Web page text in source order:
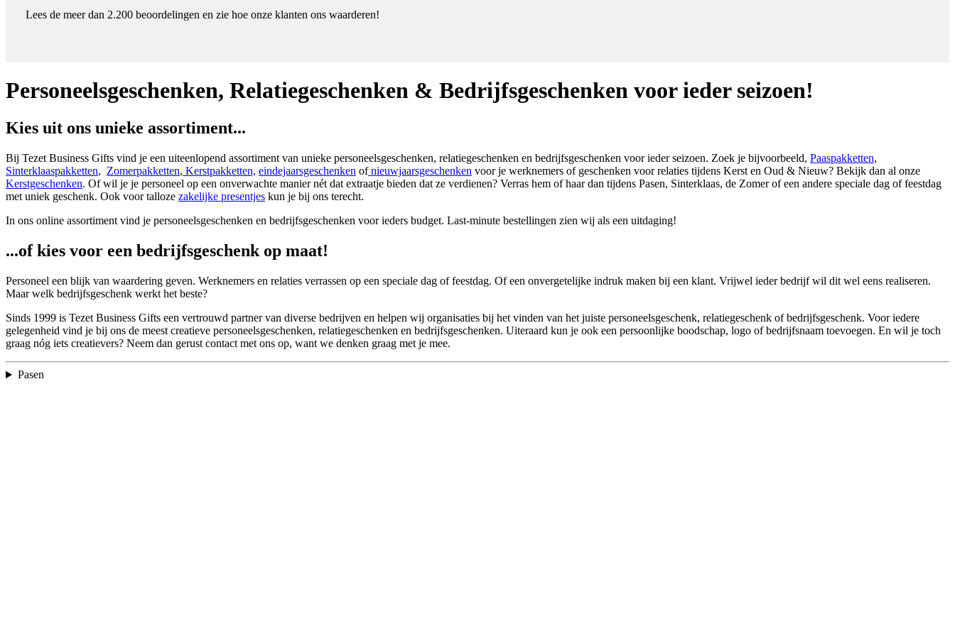
Lees de meer dan 2.200 beoordelingen en zie hoe onze klanten ons waarderen!
Personeelsgeschenken, Relatiegeschenken & Bedrijfsgeschenken voor ieder seizoen!
Kies uit ons unieke assortiment...
Bij Tezet Business Gifts vind je een uiteenlopend assortiment van unieke personeelsgeschenken, relatiegeschenken en bedrijfsgeschenken voor ieder seizoen. Zoek je bijvoorbeeld, Paaspakketten,
Sinterklaaspakketten, Zomerpakketten, Kerstpakketten, eindejaarsgeschenken ofnieuwjaarsgeschenken voor je werknemers of geschenken voor relaties tijdens Kerst en Oud & Nieuw? Bekijk dan al onze
Kerstgeschenken. Of wil je je personeel op een onverwachte manier nét dat extraatje bieden dat ze verdienen? Verras hem of haar dan tijdens Pasen, Sinterklaas, de Zomer of een andere speciale dag of feestdag
met uniek geschenk. Ook voor talloze zakelijke presentjes kun je bij ons terecht.
In ons online assortiment vind je personeelsgeschenken en bedrijfsgeschenken voor ieders budget. Last-minute bestellingen zien wij als een uitdaging!
...of kies voor een bedrijfsgeschenk op maat!
Personeel een blijk van waardering geven. Werknemers en relaties verrassen op een speciale dag of feestdag. Of een onvergetelijke indruk maken bij een klant. Vrijwel ieder bedrijf wil dit wel eens realiseren.
Maar welk bedrijfsgeschenk werkt het beste?
Sinds 1999 is Tezet Business Gifts een vertrouwd partner van diverse bedrijven en helpen wij organisaties bij het vinden van het juiste personeelsgeschenk, relatiegeschenk of bedrijfsgeschenk. Voor iedere
gelegenheid vind je bij ons de meest creatieve personeelsgeschenken, relatiegeschenken en bedrijfsgeschenken. Uiteraard kun je ook een persoonlijke boodschap, logo of bedrijfsnaam toevoegen. En wil je toch
graag nóg iets creatievers? Neem dan gerust contact met ons op, want we denken graag met je mee.
Pasen